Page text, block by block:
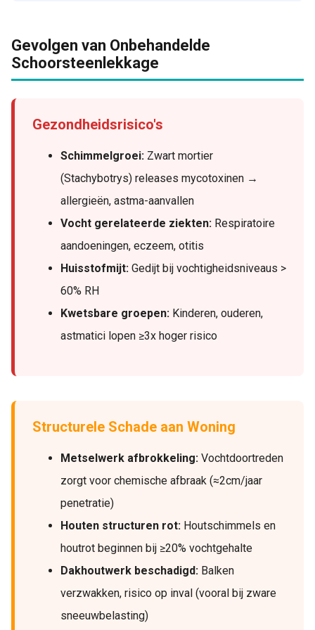
Gevolgen van Onbehandelde
Schoorsteenlekkage
Gezondheidsrisico's
Schimmelgroei: Zwart mortier
(Stachybotrys) releases mycotoxinen →
allergieën, astma-aanvallen
Vocht gerelateerde ziekten: Respiratoire
aandoeningen, eczeem, otitis
Huisstofmijt: Gedijt bij vochtigheidsniveaus >
60% RH
Kwetsbare groepen: Kinderen, ouderen,
astmatici lopen ≥3x hoger risico
Structurele Schade aan Woning
Metselwerk afbrokkeling: Vochtdoortreden
zorgt voor chemische afbraak (≈2cm/jaar
penetratie)
Houten structuren rot: Houtschimmels en
houtrot beginnen bij ≥20% vochtgehalte
Dakhoutwerk beschadigd: Balken
verzwakken, risico op inval (vooral bij zware
sneeuwbelasting)